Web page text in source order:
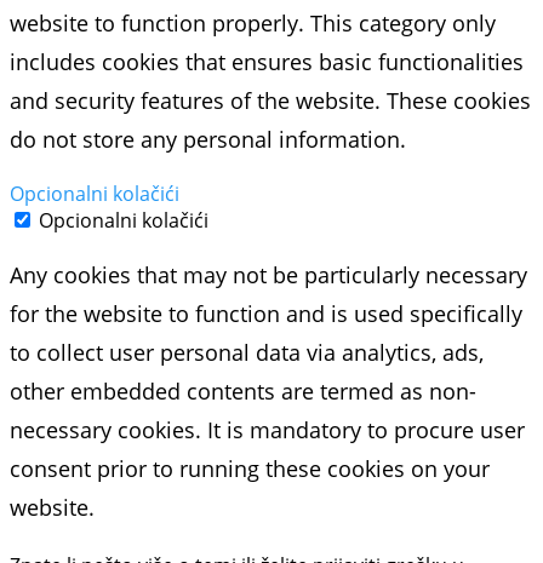
website to function properly. This category only
includes cookies that ensures basic functionalities
and security features of the website. These cookies
do not store any personal information.
Opcionalni kolačići
Opcionalni kolačići
Any cookies that may not be particularly necessary
for the website to function and is used specifically
to collect user personal data via analytics, ads,
other embedded contents are termed as non-
necessary cookies. It is mandatory to procure user
consent prior to running these cookies on your
website.